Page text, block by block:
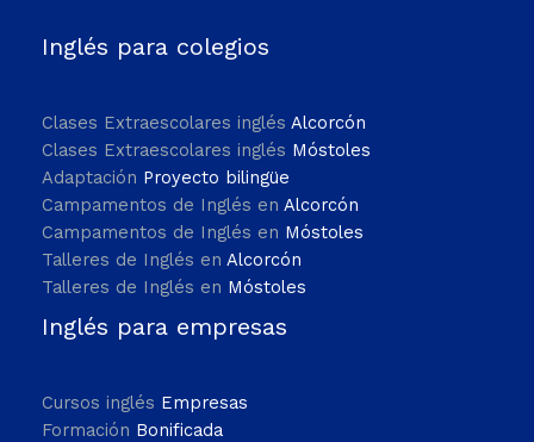
Inglés para colegios
Clases Extraescolares inglés Alcorcón
Clases Extraescolares inglés Móstoles
Adaptación Proyecto bilingüe
Campamentos de Inglés en Alcorcón
Campamentos de Inglés en Móstoles
Talleres de Inglés en Alcorcón
Talleres de Inglés en Móstoles
Inglés para empresas
Cursos inglés Empresas
Formación Bonificada